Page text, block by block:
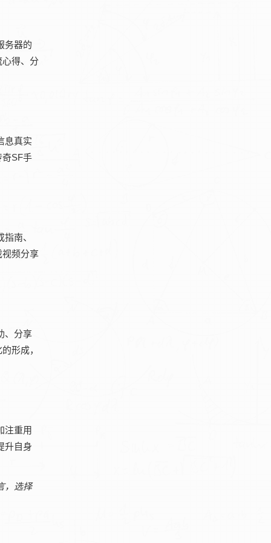
务器的
心得、分
息真实
奇SF手
南、
视频分享
、分享
形成，
注重用
升自身
，选择